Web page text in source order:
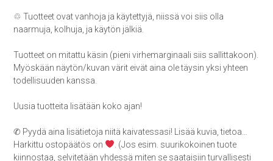
♲ Tuotteet ovat vanhoja ja käytettyjä, niissä voi siis olla
naarmuja, kolhuja, ja käytön jälkiä.
Tuotteet on mitattu käsin (pieni virhemarginaali siis sallittakoon).
Myöskään näytön/kuvan värit eivät aina ole täysin yksi yhteen
todellisuuden kanssa.
Uusia tuotteita lisätään koko ajan!
✆ Pyydä aina lisätietoja niitä kaivatessasi! Lisää kuvia, tietoa…
Harkittu ostopäätös on
. (Jos esim. suurikokoinen tuote
kiinnostaa, selvitetään yhdessä miten se saataisiin turvallisesti